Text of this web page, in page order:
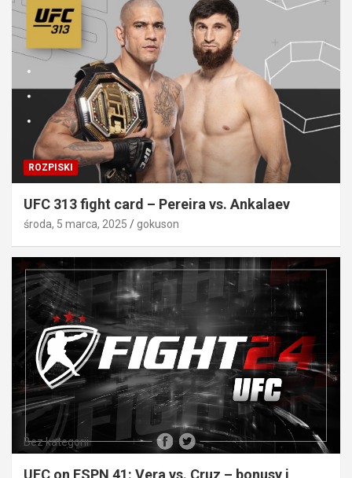
ROZPISKI
UFC 313 fight card – Pereira vs. Ankalaev
środa, 5 marca, 2025 gokuson
Bez kategorii